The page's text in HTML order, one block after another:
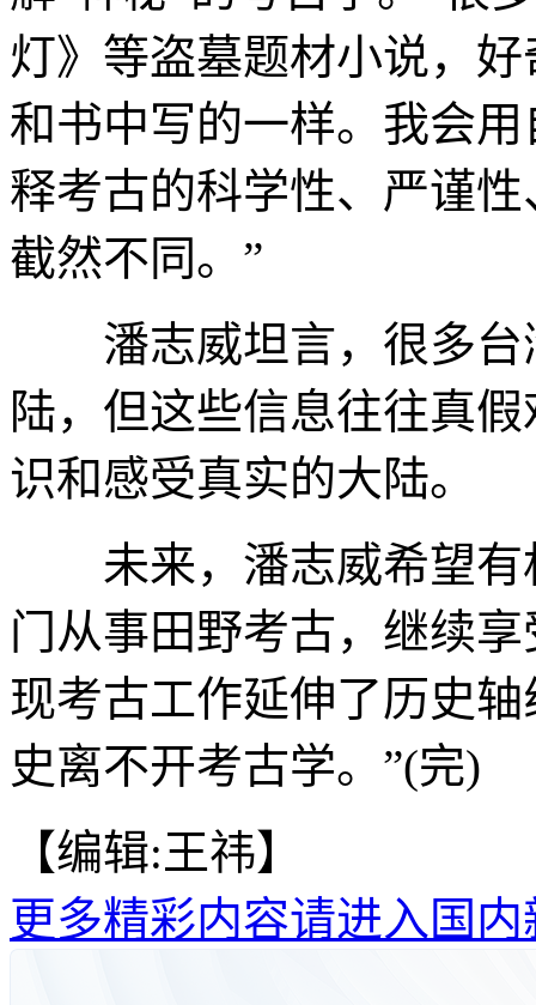
灯》等盗墓题材小说，
和书中写的一样。我会
释考古的科学性、严谨
截然不同。”
潘志威坦言，很多台
陆，但这些信息往往真
识和感受真实的大陆。
未来，潘志威希望有
门从事田野考古，继续
现考古工作延伸了历史
史离不开考古学。”(完)
【编辑:王祎】
更多精彩内容请进入国内